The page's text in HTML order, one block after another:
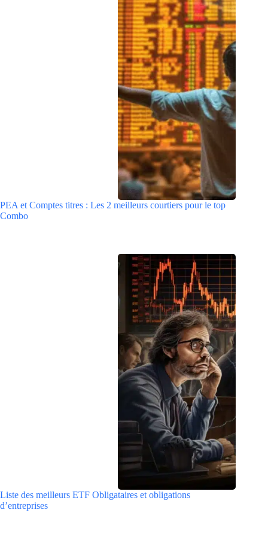
PEA et Comptes titres : Les 2 meilleurs courtiers pour le top
Combo
Liste des meilleurs ETF Obligataires et obligations
d’entreprises